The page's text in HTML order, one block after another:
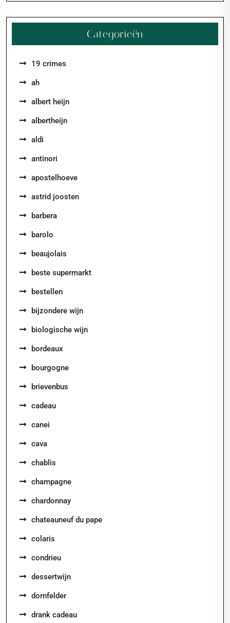
Categorieën
19 crimes
ah
albert heijn
albertheijn
aldi
antinori
apostelhoeve
astrid joosten
barbera
barolo
beaujolais
beste supermarkt
bestellen
bijzondere wijn
biologische wijn
bordeaux
bourgogne
brievenbus
cadeau
canei
cava
chablis
champagne
chardonnay
chateauneuf du pape
colaris
condrieu
dessertwijn
dornfelder
drank cadeau